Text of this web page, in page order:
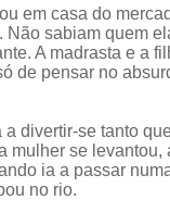
em casa do
Não sabiam quem
A madrasta e a
de pensar no
divertir-se tanto
mulher se
ia a passar
no rio.